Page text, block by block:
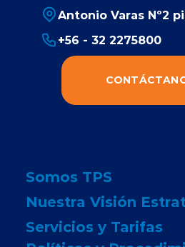
Antonio Varas Nº2
+56 - 32 2275800
Somos TPS
Nuestra Visión
Servicios y Tarifas